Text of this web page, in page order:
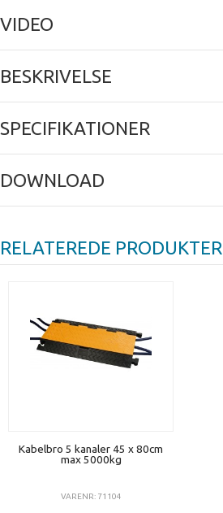
VIDEO
BESKRIVELSE
SPECIFIKATIONER
DOWNLOAD
RELATEREDE PRODUKTER
Kabelbro 5 kanaler 45 x 80cm
max 5000kg
VARENR: 71104